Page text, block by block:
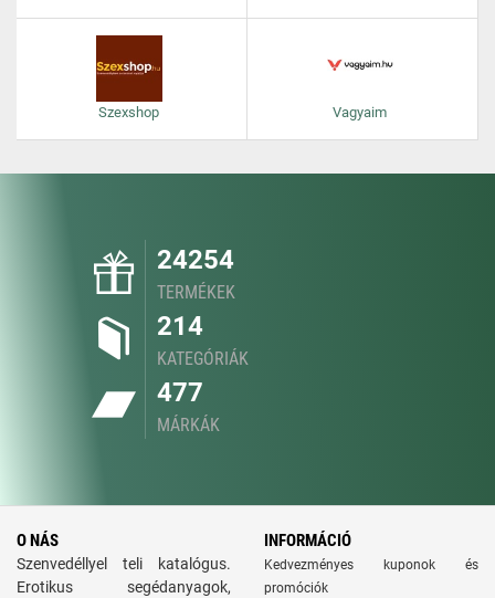
Szexshop Vagyaim
24254
TERMÉKEK
214
KATEGÓRIÁK
477
MÁRKÁK
O NÁS
Szenvedéllyel teli katalógus.
Erotikus segédanyagok,
INFORMÁCIÓ
Kedvezményes kuponok és
promóciók